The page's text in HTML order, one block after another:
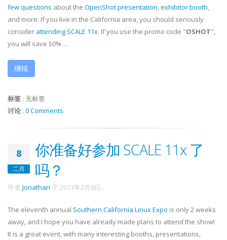
few questions about the OpenShot presentation,exhibitor booth,
and more. If you live in the California area, you should seriously
consider attending SCALE 11x. If you use the promo code "OSHOT",
you will save 50% ...
继续
标签 : 无标签
讨论 : 0 Comments
8
二月
你准备好参加 SCALE 11x 了
吗？
作者 Jonathan 于 2013年2月8日 .
The eleventh annual Southern California Linux Expo is only 2 weeks
away, and I hope you have already made plans to attend the show!
It is a great event, with many interesting booths, presentations,